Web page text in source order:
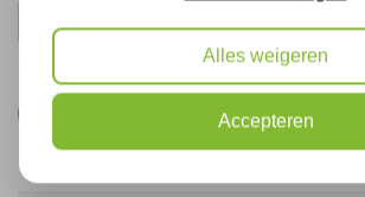
De gegevens die u hier verstrekt vallen onder ons
Alles weigeren
Accepteren